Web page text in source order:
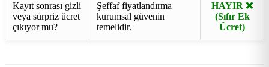
Kayıt sonrası gizli
veya sürpriz ücret
çıkıyor mu?
Şeffaf fiyatlandırma
kurumsal güvenin
temelidir.
HAYIR ❌
(Sıfır Ek
Ücret)